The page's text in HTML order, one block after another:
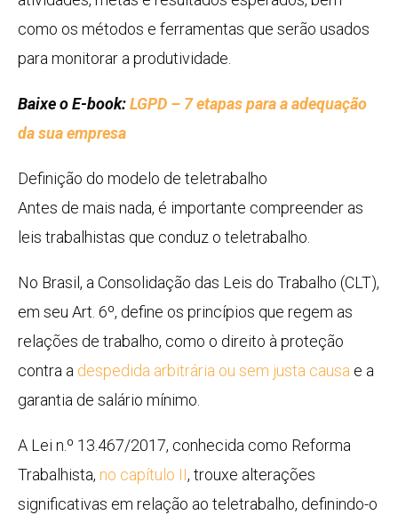
como os métodos e ferramentas que serão usados
para monitorar a produtividade.
Baixe o E-book:LGPD – 7 etapas para a adequação
da sua empresa
Definição do modelo de teletrabalho
Antes de mais nada, é importante compreender as
leis trabalhistas que conduz o teletrabalho.
No Brasil, a Consolidação das Leis do Trabalho (CLT),
em seu Art. 6º, define os princípios que regem as
relações de trabalho, como o direito à proteção
contra a despedida arbitrária ou sem justa causa e a
garantia de salário mínimo.
A Lei n.º 13.467/2017, conhecida como Reforma
Trabalhista, no capítulo II, trouxe alterações
significativas em relação ao teletrabalho, definindo-o